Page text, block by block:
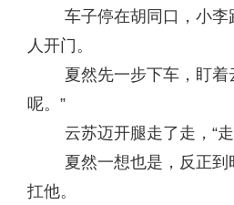
车子停在胡同口，小李
人开门。
夏然先一步下车，盯着
呢。”
云苏迈开腿走了走，“走
夏然一想也是，反正到
扛他。